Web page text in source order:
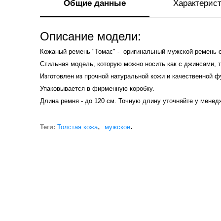
Общие данные
Описание модели:
Кожаный ремень "Томас" - оригинальный мужской ремень
Стильная модель, которую можно носить как с джинсами,
Изготовлен из прочной натуральной кожи и качественной
Упаковывается в фирменную коробку.
Длина ремня - до 120 см. Точную длину уточняйте у
Теги: Толстая кожа, мужское.